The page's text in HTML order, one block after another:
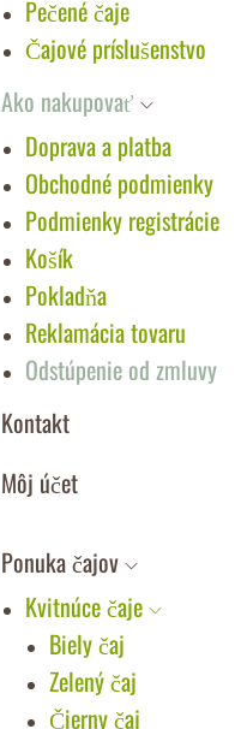
Pečené čaje
Čajové príslušenstvo
Ako nakupovať
Doprava a platba
Obchodné podmienky
Podmienky registrácie
Košík
Pokladňa
Reklamácia tovaru
Odstúpenie od zmluvy
Kontakt
Môj účet
Ponuka čajov
Kvitnúce čaje
Biely čaj
Zelený čaj
Čierny čaj